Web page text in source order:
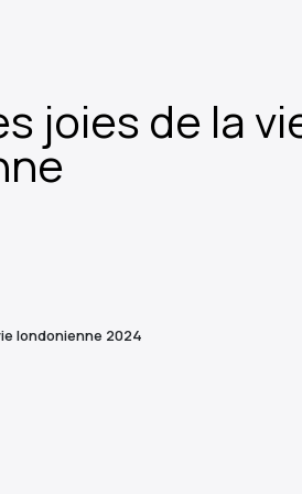
joies de la
londonienne 2024